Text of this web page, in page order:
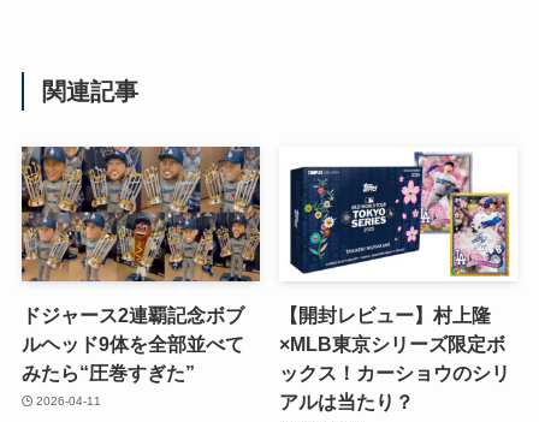
関連記事
ドジャース2連覇記念ボブ
ルヘッド9体を全部並べて
みたら“圧巻すぎた”
2026-04-11
【開封レビュー】村上隆
×MLB東京シリーズ限定ボ
ックス！カーショウのシリ
アルは当たり？